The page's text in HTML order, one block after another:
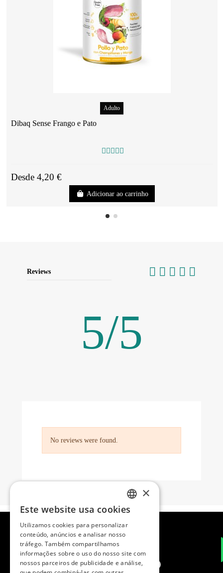
Adulto
Dibaq Sense Frango e Pato
Desde 4,20 €
Adicionar ao carrinho
Reviews
5/5
No reviews were found.
SPANISH
ENGLISH
PORTUGUESE
×
Este website usa cookies
Utilizamos cookies para personalizar
conteúdo, anúncios e analisar nosso
tráfego. Também compartilhamos
informações sobre o uso do nosso site com
nossos parceiros de publicidade e análise,